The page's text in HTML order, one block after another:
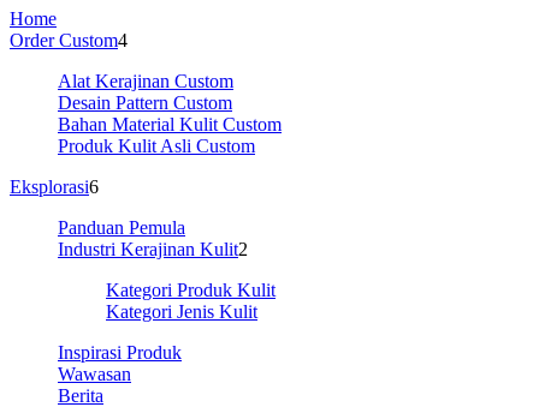
Home
Order Custom4
Alat Kerajinan Custom
Desain Pattern Custom
Bahan Material Kulit Custom
Produk Kulit Asli Custom
Eksplorasi6
Panduan Pemula
Industri Kerajinan Kulit2
Kategori Produk Kulit
Kategori Jenis Kulit
Inspirasi Produk
Wawasan
Berita